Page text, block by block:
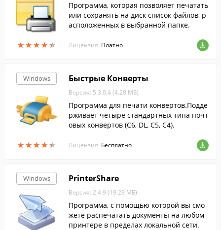
★★★★★
★★★★★
Программа, которая позволяет печатать
или сохранять на диск список файлов, р
асположенных в выбранной папке.
Лицензия: Платно
Windows
★★★★★
★★★★★
Быстрые Конверты
Версия: 5.3.0.4 (4.28 МБ)
Программа для печати конвертов.Подде
рживает четыре стандартных типа почт
овых конвертов (C6, DL, C5, C4).
Лицензия: Бесплатно
Windows PrinterShare
Версия: 2.4.9 (19.28 МБ)
Программа, с помощью которой вы смо
жете распечатать документы на любом
принтере в пределах локальной сети.